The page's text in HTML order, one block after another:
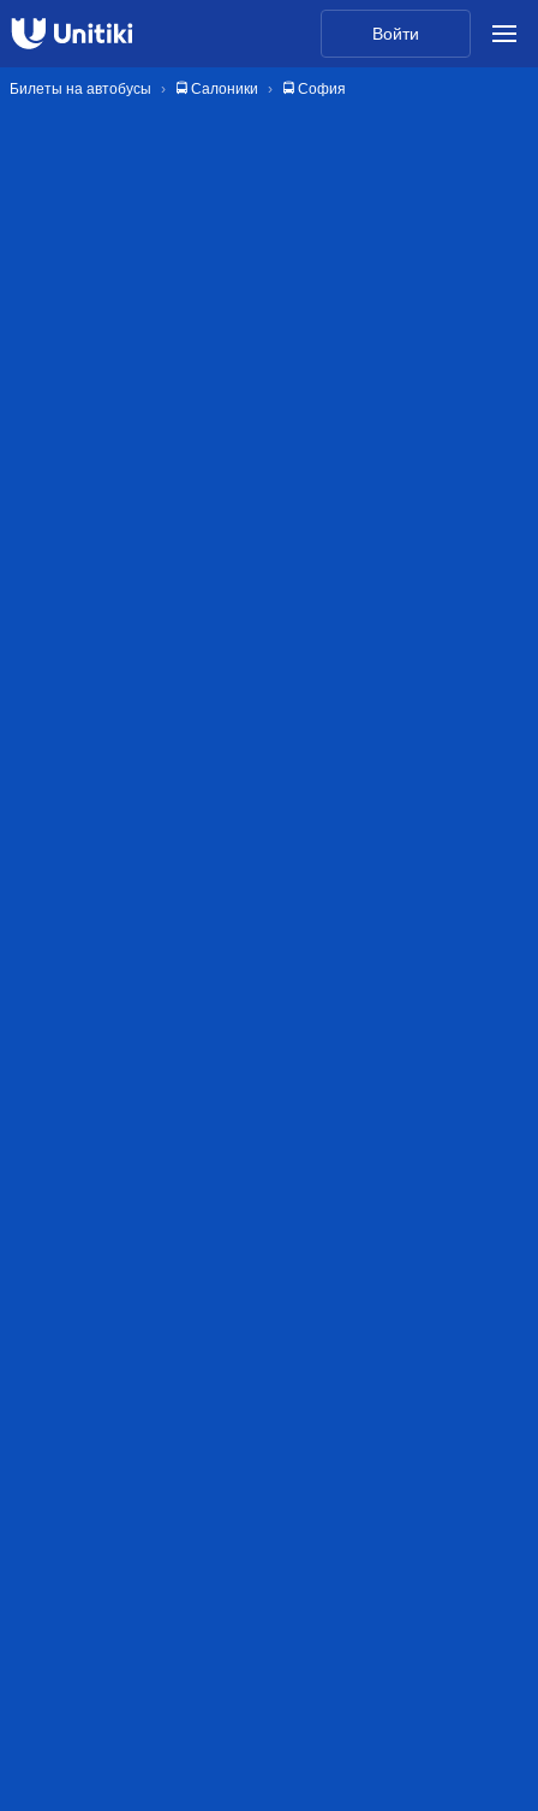
Войти
Билеты на автобусы 🚍 Салоники 🚍 София